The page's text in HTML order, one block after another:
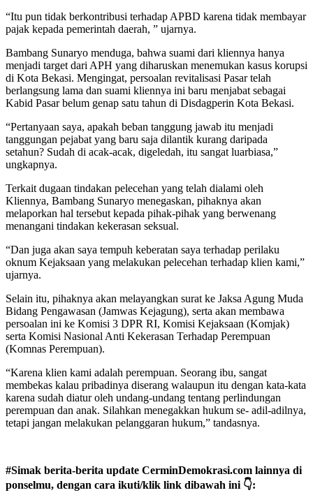
“Itu pun tidak berkontribusi terhadap APBD karena tidak membayar
pajak kepada pemerintah daerah, ” ujarnya.
Bambang Sunaryo menduga, bahwa suami dari kliennya hanya
menjadi target dari APH yang diharuskan menemukan kasus korupsi
di Kota Bekasi. Mengingat, persoalan revitalisasi Pasar telah
berlangsung lama dan suami kliennya ini baru menjabat sebagai
Kabid Pasar belum genap satu tahun di Disdagperin Kota Bekasi.
“Pertanyaan saya, apakah beban tanggung jawab itu menjadi
tanggungan pejabat yang baru saja dilantik kurang daripada
setahun? Sudah di acak-acak, digeledah, itu sangat luarbiasa,”
ungkapnya.
Terkait dugaan tindakan pelecehan yang telah dialami oleh
Kliennya, Bambang Sunaryo menegaskan, pihaknya akan
melaporkan hal tersebut kepada pihak-pihak yang berwenang
menangani tindakan kekerasan seksual.
“Dan juga akan saya tempuh keberatan saya terhadap perilaku
oknum Kejaksaan yang melakukan pelecehan terhadap klien kami,”
ujarnya.
Selain itu, pihaknya akan melayangkan surat ke Jaksa Agung Muda
Bidang Pengawasan (Jamwas Kejagung), serta akan membawa
persoalan ini ke Komisi 3 DPR RI, Komisi Kejaksaan (Komjak)
serta Komisi Nasional Anti Kekerasan Terhadap Perempuan
(Komnas Perempuan).
“Karena klien kami adalah perempuan. Seorang ibu, sangat
membekas kalau pribadinya diserang walaupun itu dengan kata-kata
karena sudah diatur oleh undang-undang tentang perlindungan
perempuan dan anak. Silahkan menegakkan hukum se- adil-adilnya,
tetapi jangan melakukan pelanggaran hukum,” tandasnya.
#Simak berita-berita update CerminDemokrasi.com lainnya di
ponselmu, dengan cara ikuti/klik link dibawah ini 👇: